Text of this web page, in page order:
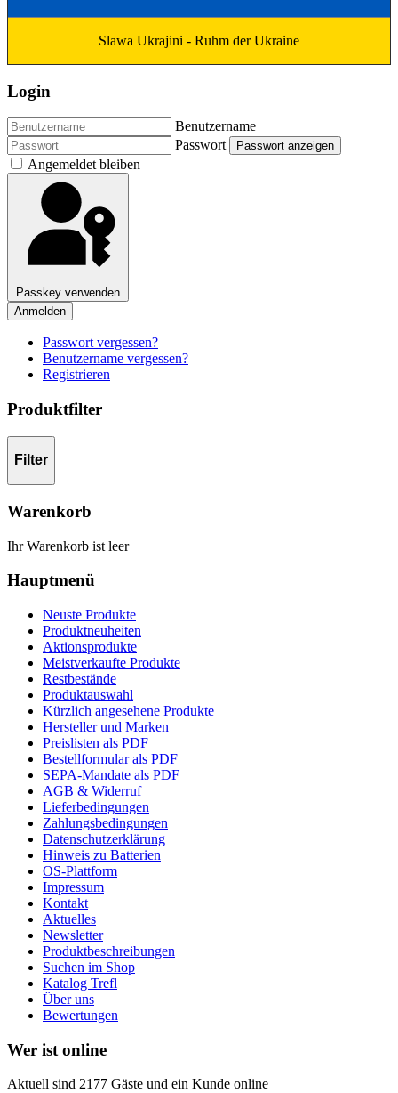
Slawa Ukrajini - Ruhm der Ukraine
Login
Benutzername
Passwort
Passwort anzeigen
Angemeldet bleiben
Passkey verwenden
Anmelden
Passwort vergessen?
Benutzername vergessen?
Registrieren
Produktfilter
Filter
Warenkorb
Ihr Warenkorb ist leer
Hauptmenü
Neuste Produkte
Produktneuheiten
Aktionsprodukte
Meistverkaufte Produkte
Restbestände
Produktauswahl
Kürzlich angesehene Produkte
Hersteller und Marken
Preislisten als PDF
Bestellformular als PDF
SEPA-Mandate als PDF
AGB & Widerruf
Lieferbedingungen
Zahlungsbedingungen
Datenschutzerklärung
Hinweis zu Batterien
OS-Plattform
Impressum
Kontakt
Aktuelles
Newsletter
Produktbeschreibungen
Suchen im Shop
Katalog Trefl
Über uns
Bewertungen
Wer ist online
Aktuell sind 2177 Gäste und ein Kunde online